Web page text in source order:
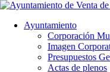
Ayuntamiento
Corporación
Imagen
Presupuestos
Actas de plenos